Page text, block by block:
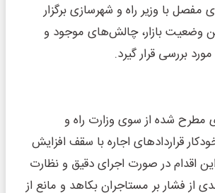
مفصل با وزیر راه و شهرسازی برگزار
وضعیت بازار، چالش‌های موجود و
بررسی قرار گیرد.
مطرح شده از سوی وزارت راه و
قراردادهای اجاره با سقف افزایش
اقدام در صورت اجرای دقیق و نظارت
از فشار بر مستاجران بکاهد و مانع از